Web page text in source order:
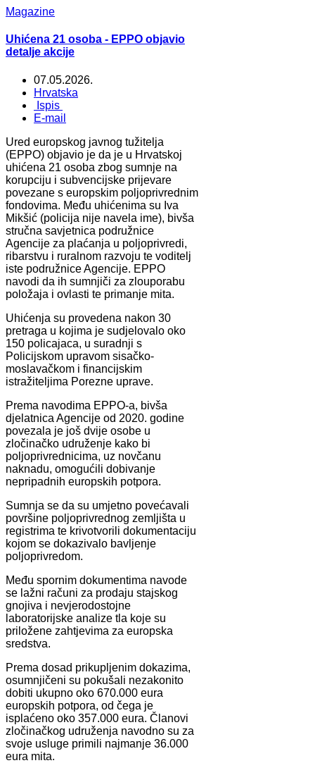
Magazine
Uhićena 21 osoba - EPPO objavio
detalje akcije
07.05.2026.
Hrvatska
Ispis
E-mail
Ured europskog javnog tužitelja
(EPPO) objavio je da je u Hrvatskoj
uhićena 21 osoba zbog sumnje na
korupciju i subvencijske prijevare
povezane s europskim poljoprivrednim
fondovima. Među uhićenima su Iva
Mikšić (policija nije navela ime), bivša
stručna savjetnica podružnice
Agencije za plaćanja u poljoprivredi,
ribarstvu i ruralnom razvoju te voditelj
iste podružnice Agencije. EPPO
navodi da ih sumnjiči za zlouporabu
položaja i ovlasti te primanje mita.
Uhićenja su provedena nakon 30
pretraga u kojima je sudjelovalo oko
150 policajaca, u suradnji s
Policijskom upravom sisačko-
moslavačkom i financijskim
istražiteljima Porezne uprave.
Prema navodima EPPO-a, bivša
djelatnica Agencije od 2020. godine
povezala je još dvije osobe u
zločinačko udruženje kako bi
poljoprivrednicima, uz novčanu
naknadu, omogućili dobivanje
nepripadnih europskih potpora.
Sumnja se da su umjetno povećavali
površine poljoprivrednog zemljišta u
registrima te krivotvorili dokumentaciju
kojom se dokazivalo bavljenje
poljoprivredom.
Među spornim dokumentima navode
se lažni računi za prodaju stajskog
gnojiva i nevjerodostojne
laboratorijske analize tla koje su
priložene zahtjevima za europska
sredstva.
Prema dosad prikupljenim dokazima,
osumnjičeni su pokušali nezakonito
dobiti ukupno oko 670.000 eura
europskih potpora, od čega je
isplaćeno oko 357.000 eura. Članovi
zločinačkog udruženja navodno su za
svoje usluge primili najmanje 36.000
eura mita.